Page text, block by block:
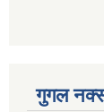
गुगल